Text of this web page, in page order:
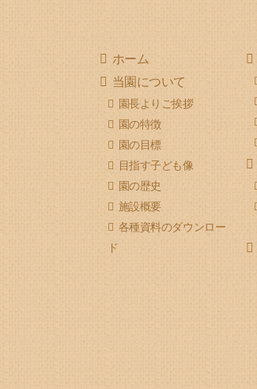
ホーム
当園について
園長よりご挨拶
園の特徴
園の目標
目指す子ども像
園の歴史
施設概要
各種資料のダウンロー
ド